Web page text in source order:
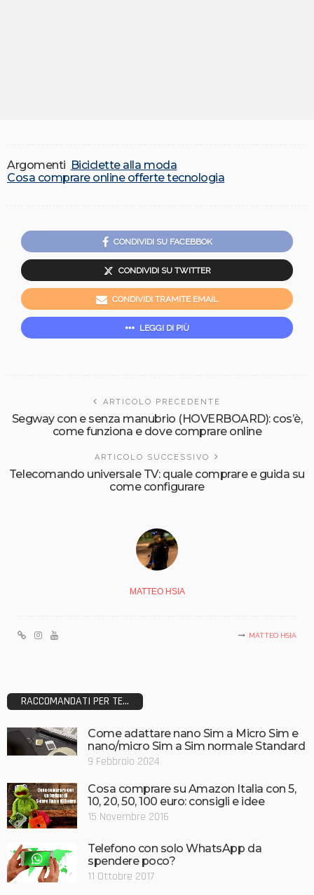
Argomenti Biciclette alla moda
Cosa comprare online offerte tecnologia
CONDIVIDI SU FACEBBOK
CONDIVIDI SU TWITTER
CONDIVIDI TRAMITE EMAIL
LEGGI DI PIÙ
ARTICOLO PRECEDENTE
Segway con e senza manubrio (HOVERBOARD): cos’è,
come funziona e dove comprare online
ARTICOLO SUCCESSIVO
Telecomando universale TV: quale comprare e guida su
come configurare
MATTEO HSIA
MATTEO HSIA
RACCOMANDATI PER TE...
Come adattare nano Sim a Micro Sim e
nano/micro Sim a Sim normale Standard
9 Febbraio 2024
Cosa comprare su Amazon Italia con 5,
10, 20, 50, 100 euro: consigli e idee
15 Novembre 2016
Telefono con solo WhatsApp da
spendere poco?
11 Ottobre 2017